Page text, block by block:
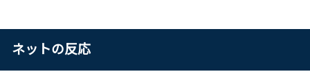
ネットの反応